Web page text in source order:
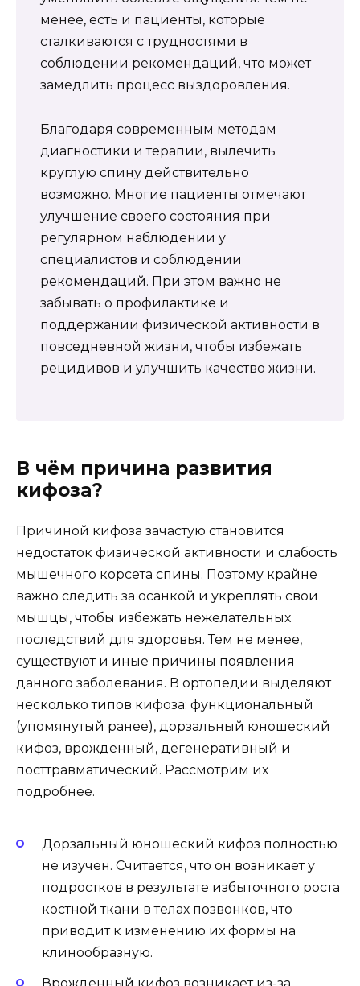
менее, есть и пациенты, которые
сталкиваются с трудностями в
соблюдении рекомендаций, что может
замедлить процесс выздоровления.
Благодаря современным методам
диагностики и терапии, вылечить
круглую спину действительно
возможно. Многие пациенты отмечают
улучшение своего состояния при
регулярном наблюдении у
специалистов и соблюдении
рекомендаций. При этом важно не
забывать о профилактике и
поддержании физической активности в
повседневной жизни, чтобы избежать
рецидивов и улучшить качество жизни.
В чём причина развития
кифоза?
Причиной кифоза зачастую становится
недостаток физической активности и слабость
мышечного корсета спины. Поэтому крайне
важно следить за осанкой и укреплять свои
мышцы, чтобы избежать нежелательных
последствий для здоровья. Тем не менее,
существуют и иные причины появления
данного заболевания. В ортопедии выделяют
несколько типов кифоза: функциональный
(упомянутый ранее), дорзальный юношеский
кифоз, врожденный, дегенеративный и
посттравматический. Рассмотрим их
подробнее.
Дорзальный юношеский кифоз полностью
не изучен. Считается, что он возникает у
подростков в результате избыточного роста
костной ткани в телах позвонков, что
приводит к изменению их формы на
клинообразную.